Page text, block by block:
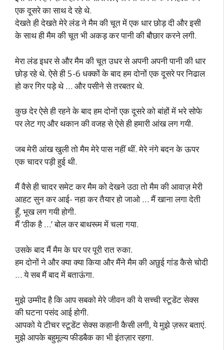
एक दूसरे का साथ दे रहे थे.
देखते ही देखते मेरे लंड ने मैम की चूत में एक धार छोड़ दी और इसी
के साथ ही मैम की चूत भी अकड़ कर पानी की बौछार करने लगी.
मेरा लंड इधर से और मैम की चूत उधर से अपनी अपनी पानी की धार
छोड़ रहे थे. ऐसे ही 5-6 धक्कों के बाद हम दोनों एक दूसरे पर निढाल
हो कर गिर पड़े थे … और पसीने से तरबतर थे.
कुछ देर ऐसे ही रहने के बाद हम दोनों एक दूसरे को बांहों में भरे सोफे
पर लेट गए और थकान की वजह से ऐसे ही हमारी आंख लग गयी.
जब मेरी आंख खुली तो मैम मेरे पास नहीं थीं. मेरे नंगे बदन के ऊपर
एक चादर पड़ी हुई थी.
मैं वैसे ही चादर समेट कर मैम को देखने उठा तो मैम की आवाज़ मेरी
आहट सुन कर आई- नहा कर तैयार हो जाओ … मैं खाना लगा देती
हूँ, भूख लग गयी होगी.
मैं ‘ठीक है …’ बोल कर बाथरूम में चला गया.
उसके बाद मैं मैम के घर पर पूरी रात रुका.
हम दोनों ने और क्या क्या किया और मैंने मैम की अछुई गांड कैसे चोदी
… ये सब मैं बाद में बताऊंगा.
मुझे उम्मीद है कि आप सबको मेरे जीवन की ये सच्ची स्टूडेंट सेक्स
की घटना पसंद आई होगी.
आपको ये टीचर स्टूडेंट सेक्स कहानी कैसी लगी, ये मुझे ज़रूर बताएं.
मुझे आपके बहुमूल्य फीडबैक का भी इंतज़ार रहगा.